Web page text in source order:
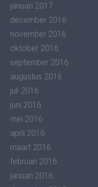
januari 2017
december 2016
november 2016
oktober 2016
september 2016
augustus 2016
juli 2016
juni 2016
mei 2016
april 2016
maart 2016
februari 2016
januari 2016